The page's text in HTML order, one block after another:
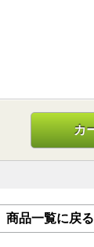
カ
商品一覧に戻る